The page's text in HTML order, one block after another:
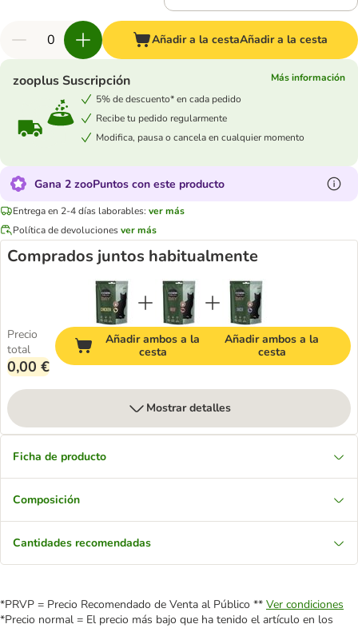
Añadir a la cestaAñadir a la cesta
zooplus Suscripción
Más información
5% de descuento* en cada pedido
Recibe tu pedido regularmente
Modifica, pausa o cancela en cualquier momento
Gana 2 zooPuntos con este producto
Entrega en 2-4 días laborables: ver más
Política de devolucionesver más
Comprados juntos habitualmente
Precio
total
0,00 €
Añadir ambos a la
cesta
Añadir ambos a la
cesta
Mostrar detalles
Ficha de producto
Composición
Cantidades recomendadas
*PRVP = Precio Recomendado de Venta al Público ** Ver condiciones
*Precio normal = El precio más bajo que ha tenido el artículo en los